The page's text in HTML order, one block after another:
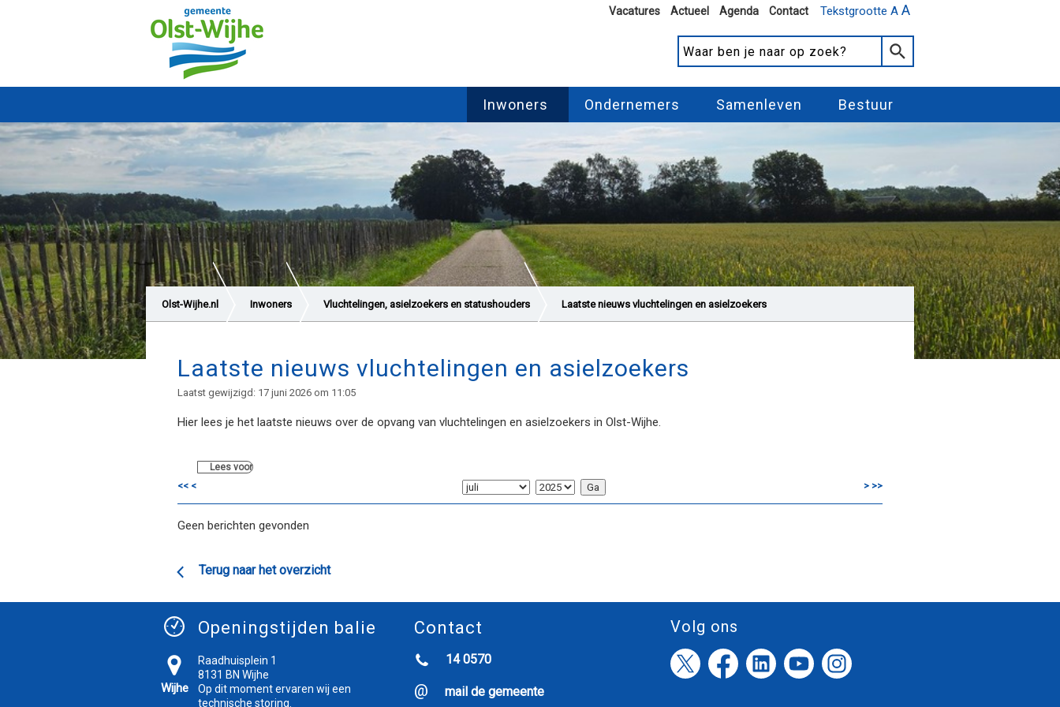
Tekstgrootte A A
Vacatures Actueel Agenda Contact
Inwoners Ondernemers Samenleven Bestuur
Olst-Wijhe.nl Inwoners Vluchtelingen, asielzoekers en statushouders Laatste nieuws vluchtelingen en asielzoekers
Laatste nieuws vluchtelingen en asielzoekers
Laatst gewijzigd: 17 juni 2026 om 11:05
Hier lees je het laatste nieuws over de opvang van vluchtelingen en asielzoekers in Olst-Wijhe.
Lees voor
<< < > >>
Geen berichten gevonden
Terug naar het overzicht
Openingstijden balie
Wijhe
Raadhuisplein 1
8131 BN Wijhe
Op dit moment ervaren wij een
technische storing.
Contact
14 0570
mail de gemeente
Volg ons